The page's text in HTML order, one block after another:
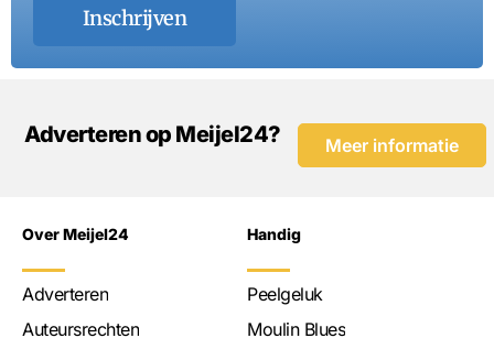
Inschrijven
Adverteren op Meijel24? Meer informatie
Over Meijel24
Adverteren
Auteursrechten
Handig
Peelgeluk
Moulin Blues